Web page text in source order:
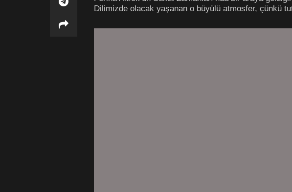
Dilimizde olacak yaşanan o büyülü atmosfer, çünkü